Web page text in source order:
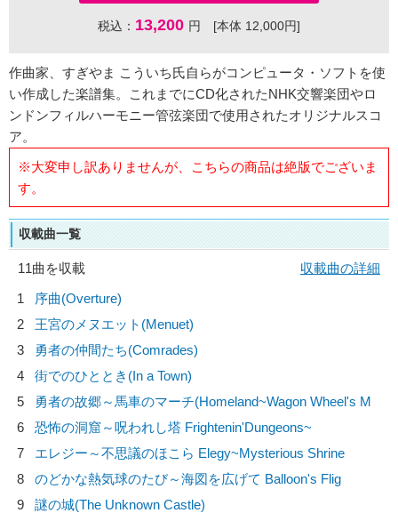
税込： 13,200 円 [本体 12,000円]
作曲家、すぎやま こういち氏自らがコンピュータ・ソフトを使
い作成した楽譜集。これまでにCD化されたNHK交響楽団やロ
ンドンフィルハーモニー管弦楽団で使用されたオリジナルスコ
ア。
※大変申し訳ありませんが、こちらの商品は絶版でございま
す。
収載曲一覧
11曲を収載
収載曲の詳細
1
序曲(Overture)
2
王宮のメヌエット(Menuet)
3
勇者の仲間たち(Comrades)
4
街でのひととき(In a Town)
5
勇者の故郷～馬車のマーチ(Homeland~Wagon Wheel's M
6
恐怖の洞窟～呪われし塔 Frightenin'Dungeons~
7
エレジー～不思議のほこら Elegy~Mysterious Shrine
8
のどかな熱気球のたび～海図を広げて Balloon's Flig
9
謎の城(The Unknown Castle)